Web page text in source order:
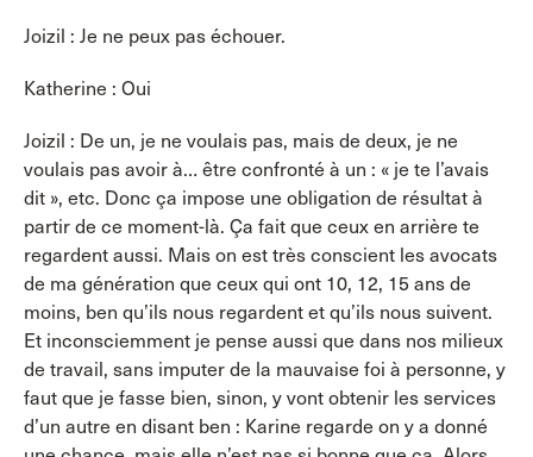
Joizil : Je ne peux pas échouer.
Katherine : Oui
Joizil : De un, je ne voulais pas, mais de deux, je ne
voulais pas avoir à… être confronté à un : « je te l’avais
dit », etc. Donc ça impose une obligation de résultat à
partir de ce moment-là. Ça fait que ceux en arrière te
regardent aussi. Mais on est très conscient les avocats
de ma génération que ceux qui ont 10, 12, 15 ans de
moins, ben qu’ils nous regardent et qu’ils nous suivent.
Et inconsciemment je pense aussi que dans nos milieux
de travail, sans imputer de la mauvaise foi à personne, y
faut que je fasse bien, sinon, y vont obtenir les services
d’un autre en disant ben : Karine regarde on y a donné